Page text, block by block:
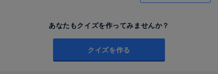
あなたもクイズを作ってみませんか？
クイズを作る